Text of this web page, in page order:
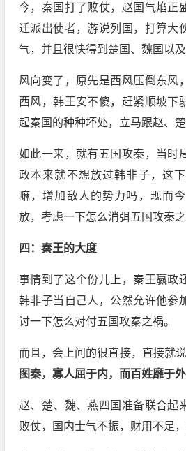
今，秦国打了败仗，赵国气焰正
迁派出使者，游说列国，打算大
气，并且很快得到楚国、魏国以及
风向变了，原先是西风压倒东风
西风，韩王安不傻，赶紧顺坡下
起秦国的种种坏处，立马跟赵、楚
如此一来，就有五国攻秦，当时
政本来就不想放过韩非子，这
嘛，增加敌人的势力吗，现而
放，考虑一下怎么消弭五国攻秦之
四：秦王的大度
事情到了这个份儿上，秦王嬴政
韩非子当自己人，公然允许他参
讨一下怎么对付五国攻秦之祸。
而且，会上问的很直接，直接就说
图秦，寡人屈于内，而百姓靡于
赵、楚、魏、燕四国准备联合起
败仗，国内士气不振，财用不足，